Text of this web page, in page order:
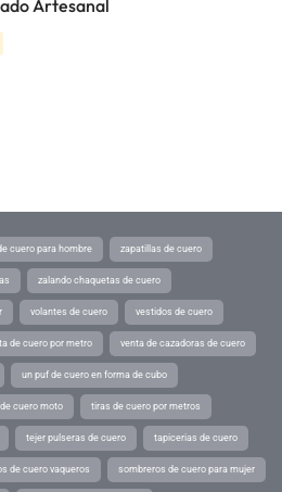
Artesanal
cuero para hombre zapatillas de cuero
zalando chaquetas de cuero
volantes de cuero vestidos de cuero
de cuero por metro venta de cazadoras de cuero
un puf de cuero en forma de cubo
cuero moto tiras de cuero por metros
tejer pulseras de cuero tapicerias de cuero
de cuero vaqueros sombreros de cuero para mujer